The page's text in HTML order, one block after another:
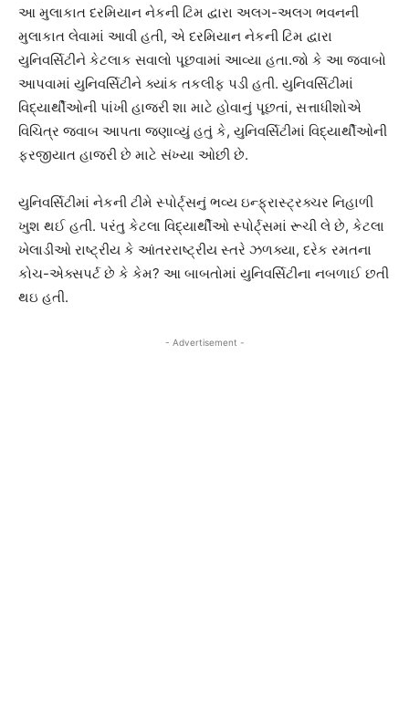
આ મુલાકાત દરમિયાન નેકની ટિમ દ્વારા અલગ-અલગ ભવનની
મુલાકાત લેવામાં આવી હતી, એ દરમિયાન નેકની ટિમ દ્વારા
યુનિવર્સિટીને કેટલાક સવાલો પૂછવામાં આવ્યા હતા.જો કે આ જવાબો
આપવામાં યુનિવર્સિટીને ક્યાંક તકલીફ પડી હતી. યુનિવર્સિટીમાં
વિદ્યાર્થીઓની પાંખી હાજરી શા માટે હોવાનું પૂછતાં, સત્તાધીશોએ
વિચિત્ર જવાબ આપતા જણાવ્યું હતું કે, યુનિવર્સિટીમાં વિદ્યાર્થીઓની
ફરજીયાત હાજરી છે માટે સંખ્યા ઓછી છે.
યુનિવર્સિટીમાં નેકની ટીમે સ્પોર્ટ્સનું ભવ્ય ઇન્ફ્રાસ્ટ્રક્ચર નિહાળી
ખુશ થઈ હતી. પરંતુ કેટલા વિદ્યાર્થીઓ સ્પોર્ટ્સમાં રૂચી લે છે, કેટલા
ખેલાડીઓ રાષ્ટ્રીય કે આંતરરાષ્ટ્રીય સ્તરે ઝળક્યા, દરેક રમતના
કોચ-એક્સપર્ટ છે કે કેમ? આ બાબતોમાં યુનિવર્સિટીના નબળાઈ છતી
થઇ હતી.
- Advertisement -